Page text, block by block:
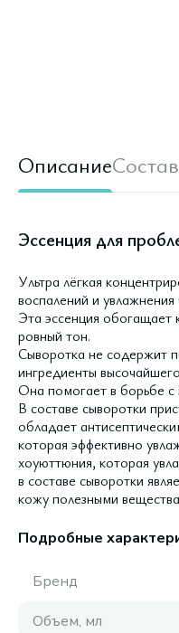
ОписаниеСостав
Эссенция для
Ультра лёгкая
воспалений и
Эта эссенция
ровный тон.
Сыворотка не содержит
ингредиенты
Она помогает в борьбе
В составе сыворотки
обладает
которая эффективно
хоуюттюния, которая
в составе сыворотки
кожу полезными
Подробные
Бренд
Объем, мл